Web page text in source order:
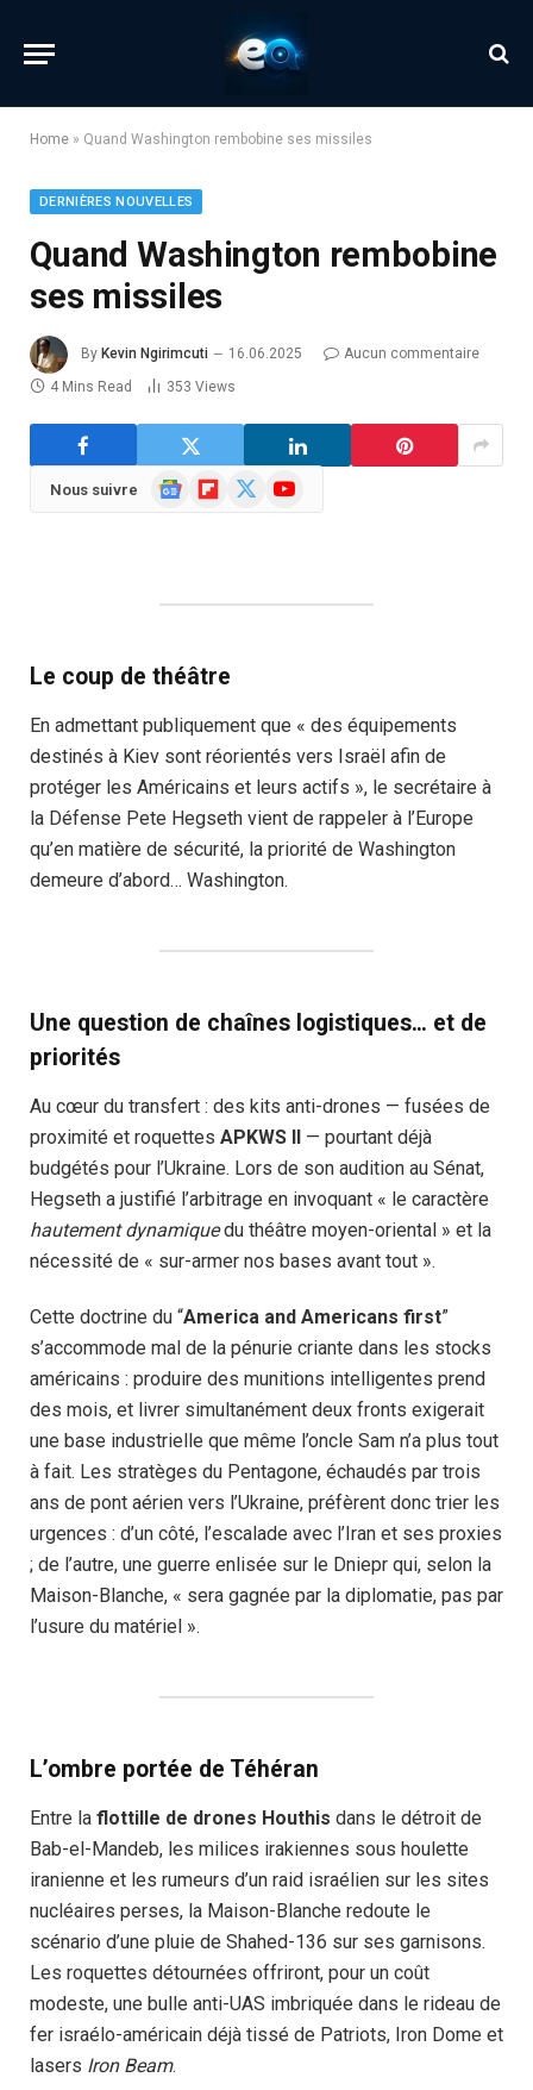
Home » Quand Washington rembobine ses missiles
DERNIÈRES NOUVELLES
Quand Washington rembobine
ses missiles
By Kevin Ngirimcuti 16.06.2025
Aucun commentaire
4 Mins Read
353 Views
Nous suivre
GoogleFlipboard YouTube
Le coup de théâtre
En admettant publiquement que « des équipements
destinés à Kiev sont réorientés vers Israël afin de
protéger les Américains et leurs actifs », le secrétaire à
la Défense Pete Hegseth vient de rappeler à l’Europe
qu’en matière de sécurité, la priorité de Washington
demeure d’abord… Washington.
Une question de chaînes logistiques… et de
priorités
Au cœur du transfert : des kits anti-drones — fusées de
proximité et roquettes APKWS II
— pourtant déjà
budgétés pour l’Ukraine. Lors de son audition au Sénat,
Hegseth a justifié l’arbitrage en invoquant « le caractère
hautement dynamiquedu théâtre moyen-oriental » et la
nécessité de « sur-armer nos bases avant tout ».
Cette doctrine du “America and Americans first”
s’accommode mal de la pénurie criante dans les stocks
américains : produire des munitions intelligentes prend
des mois, et livrer simultanément deux fronts exigerait
une base industrielle que même l’oncle Sam n’a plus tout
à fait. Les stratèges du Pentagone, échaudés par trois
ans de pont aérien vers l’Ukraine, préfèrent donc trier les
urgences : d’un côté, l’escalade avec l’Iran et ses proxies
; de l’autre, une guerre enlisée sur le Dniepr qui, selon la
Maison-Blanche, « sera gagnée par la diplomatie, pas par
l’usure du matériel ».
L’ombre portée de Téhéran
Entre la flottille de drones Houthis dans le détroit de
Bab-el-Mandeb, les milices irakiennes sous houlette
iranienne et les rumeurs d’un raid israélien sur les sites
nucléaires perses, la Maison-Blanche redoute le
scénario d’une pluie de Shahed-136 sur ses garnisons.
Les roquettes détournées offriront, pour un coût
modeste, une bulle anti-UAS imbriquée dans le rideau de
fer israélo-américain déjà tissé de Patriots, Iron Dome et
lasers Iron Beam.